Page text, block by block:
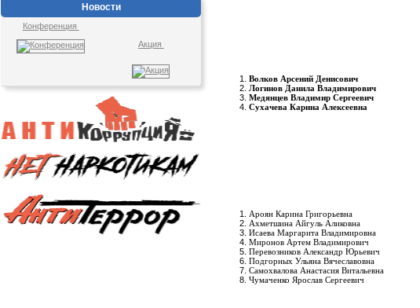
Новости
Конференция
Акция
Волков Арсений Денисович
Логинов Данила Владимирович
Медянцев Владимир Сергеевич
Сухачева Карина Алексеевна
Ароян Карина Григорьевна
Ахметшина Айгуль Аликовна
Исаева Маргарита Владимировна
Миронов Артем Владимирович
Перевозников Александр Юрьевич
Подгорных Ульяна Вячеславовна
Самохвалова Анастасия Витальевна
Чумаченко Ярослав Сергеевич